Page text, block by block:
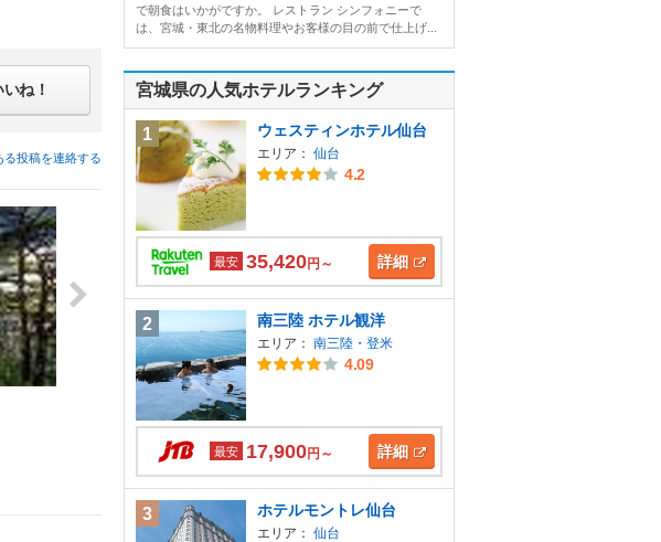
いね！
る投稿を連絡する
で朝食はいかがですか。 レストラン シンフォニーで
は、宮城・東北の名物料理やお客様の目の前で仕上げ...
宮城県の人気ホテルランキング
1 ウェスティンホテル仙台
エリア： 仙台
4.2
最安 35,420円～ 詳細
2 南三陸 ホテル観洋
エリア： 南三陸・登米
4.09
最安 17,900円～ 詳細
3 ホテルモントレ仙台
エリア： 仙台